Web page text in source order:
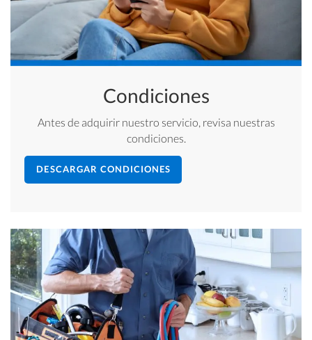
Condiciones
Antes de adquirir nuestro servicio, revisa nuestras
condiciones.
DESCARGAR CONDICIONES